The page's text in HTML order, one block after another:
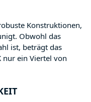
Konstruktionen,
Obwohl das
ist, beträgt das
nur ein Viertel von